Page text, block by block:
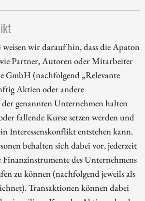
wir darauf hin, dass die Apaton
Partner, Autoren oder Mitarbeiter
GmbH (nachfolgend „Relevante
Aktien oder andere
genannten Unternehmen halten
fallende Kurse setzen werden und
Interessenskonflikt entstehen kann.
behalten sich dabei vor, jederzeit
des Unternehmens
zu können (nachfolgend jeweils als
Transaktionen können dabei